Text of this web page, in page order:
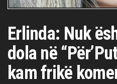
Erlinda: Nuk
dola në
kam frikë